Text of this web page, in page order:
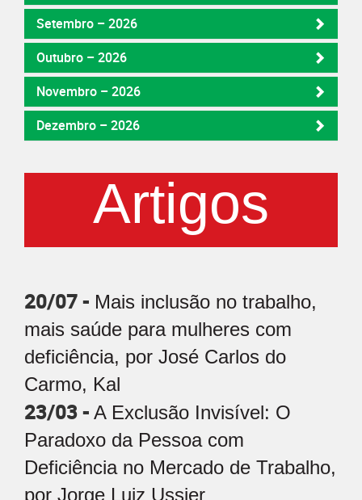
Setembro – 2026
Outubro – 2026
Novembro – 2026
Dezembro – 2026
Artigos
20/07 - Mais inclusão no trabalho,
mais saúde para mulheres com
deficiência, por José Carlos do
Carmo, Kal
23/03 - A Exclusão Invisível: O
Paradoxo da Pessoa com
Deficiência no Mercado de Trabalho,
por Jorge Luiz Ussier